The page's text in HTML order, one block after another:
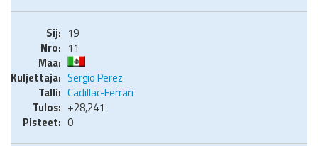
19
11
Sergio Perez
Cadillac-Ferrari
+28,241
0